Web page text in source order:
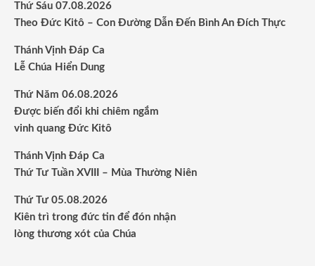
Thứ Sáu 07.08.2026
Theo Đức Kitô – Con Đường Dẫn Đến Bình An Đích Thực
Thánh Vịnh Đáp Ca
Lễ Chúa Hiển Dung
Thứ Năm 06.08.2026
Được biến đổi khi chiêm ngắm
vinh quang Đức Kitô
Thánh Vịnh Đáp Ca
Thứ Tư Tuần XVIII – Mùa Thường Niên
Thứ Tư 05.08.2026
Kiên trì trong đức tin để đón nhận
lòng thương xót của Chúa